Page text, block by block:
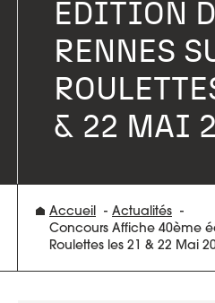
ÉDITION
RENNES
& 22 MAI
Accueil
Actualités
Concours Affiche 40ème
Roulettes les 21 & 22 Mai